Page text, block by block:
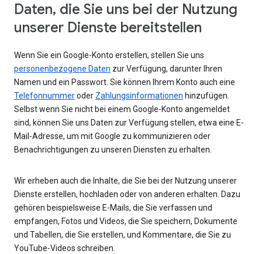
Daten, die Sie uns bei der Nutzung
unserer Dienste bereitstellen
Wenn Sie ein Google-Konto erstellen, stellen Sie uns
personenbezogene Daten zur Verfügung, darunter Ihren
Namen und ein Passwort. Sie können Ihrem Konto auch eine
Telefonnummeroder Zahlungsinformationen hinzufügen.
Selbst wenn Sie nicht bei einem Google-Konto angemeldet
sind, können Sie uns Daten zur Verfügung stellen, etwa eine E-
Mail-Adresse, um mit Google zu kommunizieren oder
Benachrichtigungen zu unseren Diensten zu erhalten.
Wir erheben auch die Inhalte, die Sie bei der Nutzung unserer
Dienste erstellen, hochladen oder von anderen erhalten. Dazu
gehören beispielsweise E-Mails, die Sie verfassen und
empfangen, Fotos und Videos, die Sie speichern, Dokumente
und Tabellen, die Sie erstellen, und Kommentare, die Sie zu
YouTube-Videos schreiben.